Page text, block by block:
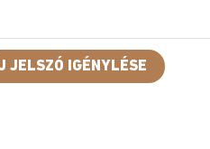
JELSZÓ IGÉNYLÉSE